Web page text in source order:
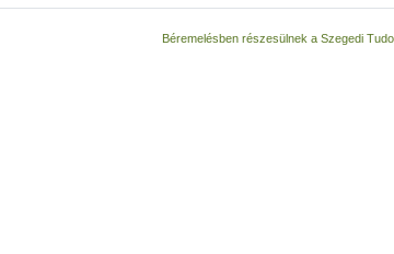
Béremelésben részesülnek a Szegedi